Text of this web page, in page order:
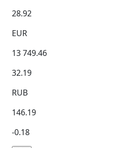
28.92
EUR
13 749.46
32.19
RUB
146.19
-0.18